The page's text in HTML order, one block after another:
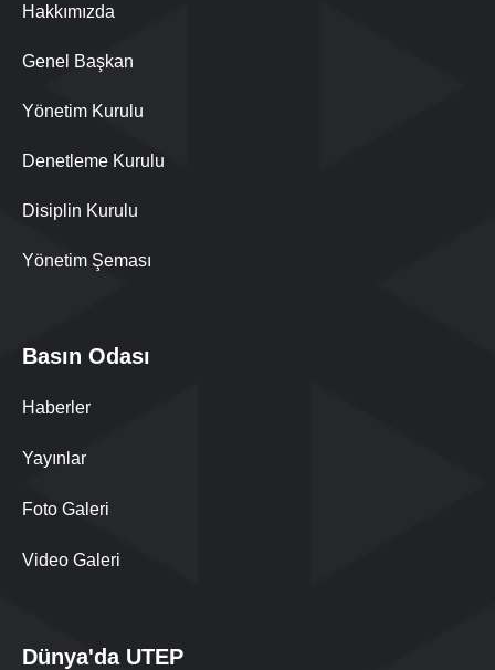
Hakkımızda
Genel Başkan
Yönetim Kurulu
Denetleme Kurulu
Disiplin Kurulu
Yönetim Şeması
Basın Odası
Haberler
Yayınlar
Foto Galeri
Video Galeri
Dünya'da UTEP